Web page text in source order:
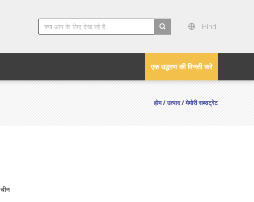
Hindi
एक उद्धरण की विनती करे
होम/उत्पाद/मेमोरी सब्सट्रेट
चीन